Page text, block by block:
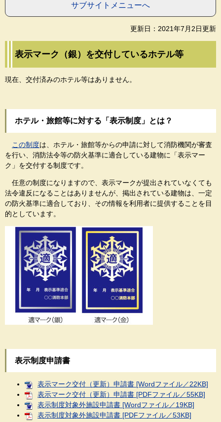
サブサイトメニューへ
更新日：2021年7月2日更新
表示マーク（銀）を交付しているホテル等
現在、交付済みのホテル等はありません。
ホテル・旅館等に対する「表示制度」とは？
この制度は、ホテル・旅館等からの申請に対して消防機関が審査
を行い、消防法令等の防火基準に適合している建物に「表示マー
ク」を交付する制度です。
任意の制度になりますので、表示マークが提出されていなくても
法令違反になることはありませんが、掲出されている建物は、一定
の防火基準に適合しており、その情報を利用者に提供することを目
的としています。
表示制度申請書
表示マーク交付（更新）申請書 [Wordファイル／22KB]
表示マーク交付（更新）申請書 [PDFファイル／55KB]
表示制度対象外施設申請書 [Wordファイル／19KB]
表示制度対象外施設申請書 [PDFファイル／53KB]